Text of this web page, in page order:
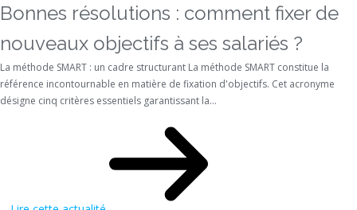
Bonnes résolutions : comment fixer de
nouveaux objectifs à ses salariés ?
La méthode SMART : un cadre structurant La méthode SMART constitue la
référence incontournable en matière de fixation d'objectifs. Cet acronyme
désigne cinq critères essentiels garantissant la...